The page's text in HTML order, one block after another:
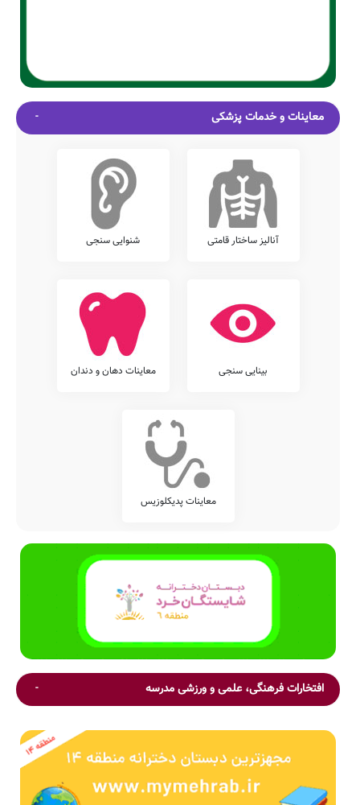
معاینات و خدمات پزشکی
آنالیز ساختار قامتی شنوایی سنجی
بینایی سنجی معاینات دهان و دندان
معاینات پدیکلوزیس
افتخارات فرهنگی، علمی و ورزشی مدرسه